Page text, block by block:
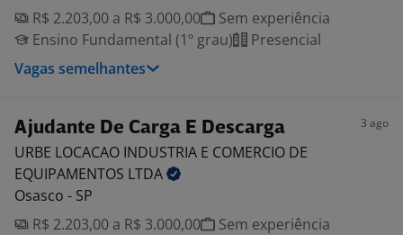
R$ 2.203,00 a R$ 3.000,00
Sem experiência
Ensino Fundamental (1º grau)
Presencial
Vagas semelhantes
Ajudante De Carga E Descarga 3 ago
URBE LOCACAO INDUSTRIA E COMERCIO DE
EQUIPAMENTOS LTDA
Osasco - SP
R$ 2.203,00 a R$ 3.000,00
Sem experiência